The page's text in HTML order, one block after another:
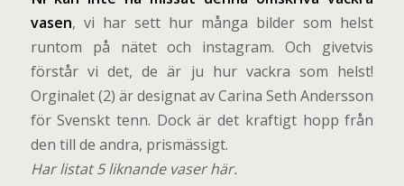
vasen, vi har sett hur många bilder som helst
runtom på nätet och instagram. Och givetvis
förstår vi det, de är ju hur vackra som helst!
Orginalet (2) är designat av Carina Seth Andersson
för Svenskt tenn. Dock är det kraftigt hopp från
den till de andra, prismässigt.
Har listat 5 liknande vaser här.